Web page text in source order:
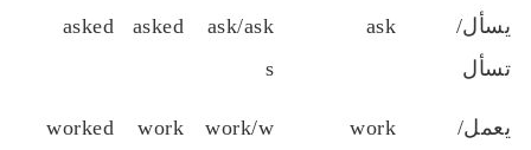
يسأل/
تسأل
ask
ask/ask
s
asked
asked
يعمل/
work
work/w
work
worked